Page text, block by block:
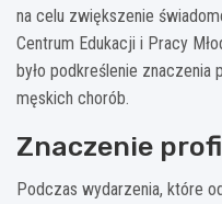
na celu zwiększenie
Centrum Edukacji i Pracy
było podkreślenie
męskich chorób.
Znaczenie
Podczas wydarzenia, które